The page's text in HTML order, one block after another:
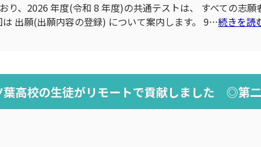
り、2026 年度(令和 8 年度)の共通テストは、 すべての志
出願(出願内容の登録) について案内します。 9…続きを読
葉高校の生徒がリモートで貢献しました ◎第